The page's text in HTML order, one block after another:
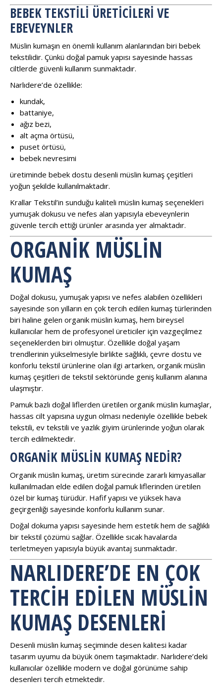
BEBEK TEKSTILI ÜRETICILERI VE
EBEVEYNLER
Müslin kumaşın en önemli kullanım alanlarından biri bebek
tekstilidir. Çünkü doğal pamuk yapısı sayesinde hassas
ciltlerde güvenli kullanım sunmaktadır.
Narlıdere’de özellikle:
kundak,
battaniye,
ağız bezi,
alt açma örtüsü,
puset örtüsü,
bebek nevresimi
üretiminde bebek dostu desenli müslin kumaş çeşitleri
yoğun şekilde kullanılmaktadır.
Krallar Tekstil’in sunduğu kaliteli müslin kumaş seçenekleri
yumuşak dokusu ve nefes alan yapısıyla ebeveynlerin
güvenle tercih ettiği ürünler arasında yer almaktadır.
ORGANIK MÜSLIN
KUMAŞ
Doğal dokusu, yumuşak yapısı ve nefes alabilen özellikleri
sayesinde son yılların en çok tercih edilen kumaş türlerinden
biri haline gelen organik müslin kumaş, hem bireysel
kullanıcılar hem de profesyonel üreticiler için vazgeçilmez
seçeneklerden biri olmuştur. Özellikle doğal yaşam
trendlerinin yükselmesiyle birlikte sağlıklı, çevre dostu ve
konforlu tekstil ürünlerine olan ilgi artarken, organik müslin
kumaş çeşitleri de tekstil sektöründe geniş kullanım alanına
ulaşmıştır.
Pamuk bazlı doğal liflerden üretilen organik müslin kumaşlar,
hassas cilt yapısına uygun olması nedeniyle özellikle bebek
tekstili, ev tekstili ve yazlık giyim ürünlerinde yoğun olarak
tercih edilmektedir.
ORGANIK MÜSLIN KUMAŞ NEDIR?
Organik müslin kumaş, üretim sürecinde zararlı kimyasallar
kullanılmadan elde edilen doğal pamuk liflerinden üretilen
özel bir kumaş türüdür. Hafif yapısı ve yüksek hava
geçirgenliği sayesinde konforlu kullanım sunar.
Doğal dokuma yapısı sayesinde hem estetik hem de sağlıklı
bir tekstil çözümü sağlar. Özellikle sıcak havalarda
terletmeyen yapısıyla büyük avantaj sunmaktadır.
NARLIDERE’DE EN ÇOK
TERCIH EDILEN MÜSLIN
KUMAŞ DESENLERI
Desenli müslin kumaş seçiminde desen kalitesi kadar
tasarım uyumu da büyük önem taşımaktadır. Narlıdere’deki
kullanıcılar özellikle modern ve doğal görünüme sahip
desenleri tercih etmektedir.